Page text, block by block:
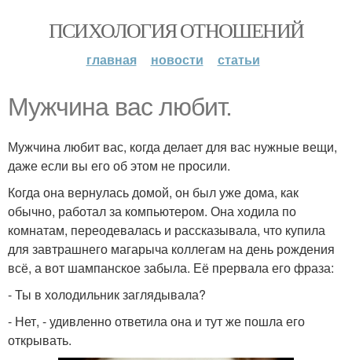
ПСИХОЛОГИЯ ОТНОШЕНИЙ
главная новости статьи
Мужчина вас любит.
Мужчина любит вас, когда делает для вас нужные вещи,
даже если вы его об этом не просили.
Когда она вернулась домой, он был уже дома, как
обычно, работал за компьютером. Она ходила по
комнатам, переодевалась и рассказывала, что купила
для завтрашнего магарыча коллегам на день рождения
всё, а вот шампанское забыла. Её прервала его фраза:
- Ты в холодильник заглядывала?
- Нет, - удивленно ответила она и тут же пошла его
открывать.